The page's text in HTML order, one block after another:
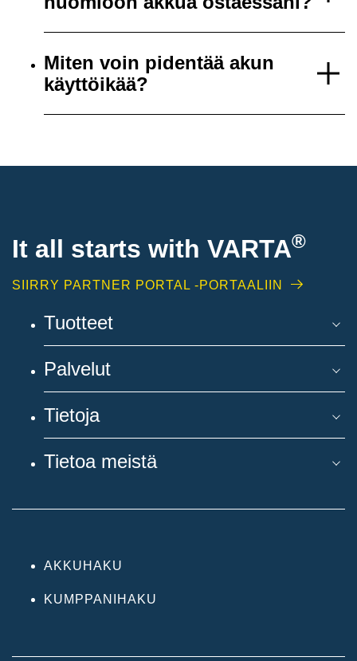
Miten voin pidentää akun
käyttöikää?
It all starts with VARTA®
SIIRRY PARTNER PORTAL -PORTAALIIN
Tuotteet
Palvelut
Tietoja
Tietoa meistä
AKKUHAKU
KUMPPANIHAKU